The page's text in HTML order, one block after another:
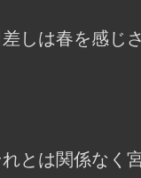
しは春を感じ
とは関係なく